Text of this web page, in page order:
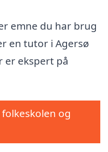
emne du har brug
en tutor i Agersø
er ekspert på
og